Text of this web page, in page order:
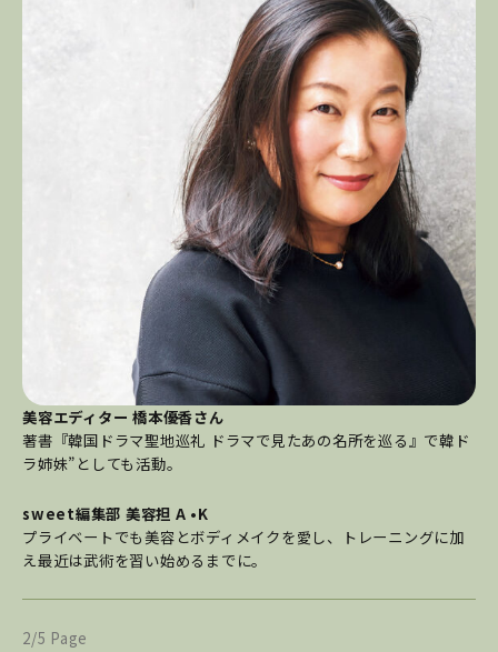
美容エディター 橋本優香さん
著書『韓国ドラマ聖地巡礼 ドラマで見たあの名所を巡る』で韓ド
ラ姉妹”としても活動。
sweet編集部 美容担 A •K
プライベートでも美容とボディメイクを愛し、トレーニングに加
え最近は武術を習い始めるまでに。
2/5 Page